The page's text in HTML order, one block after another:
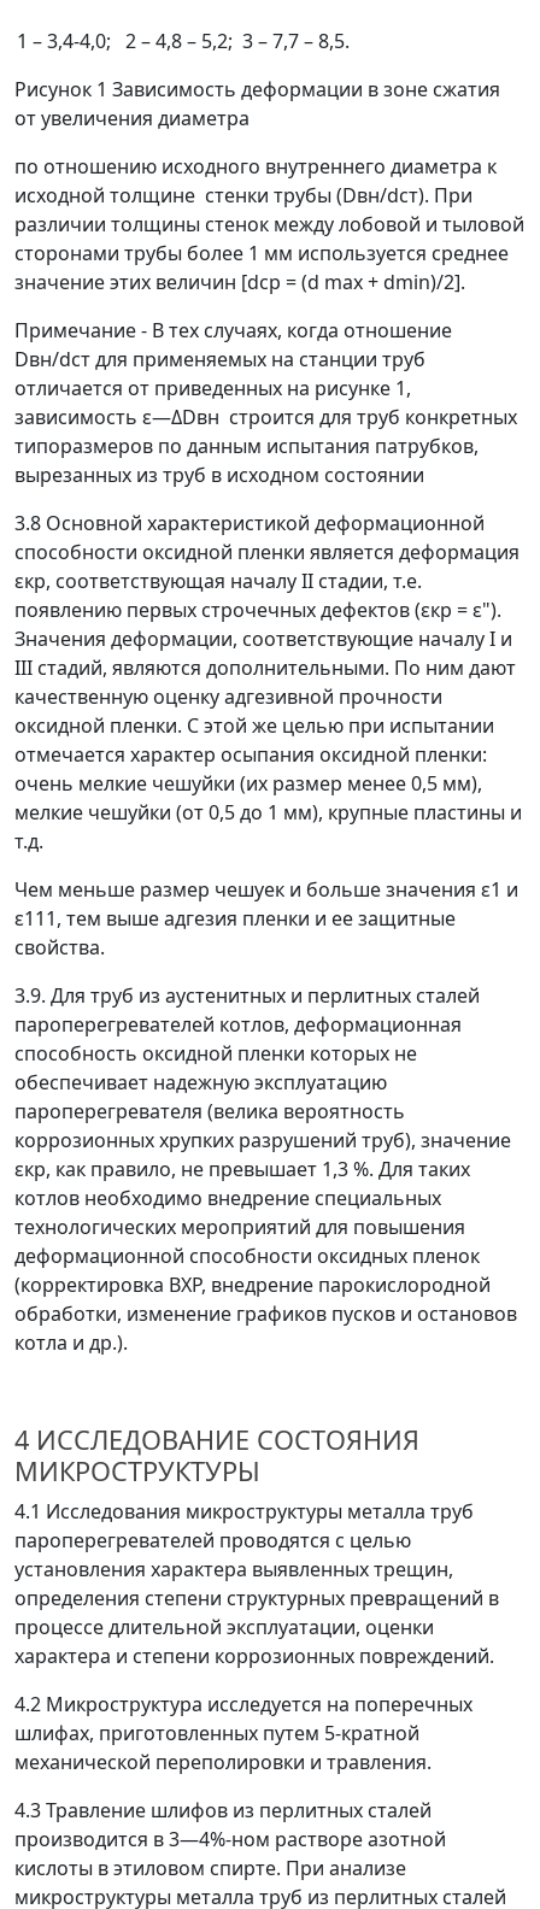
1 –3,4-4,0; 2–4,8– 5,2; 3–7,7–8,5.
Рисунок 1 Зависимость деформации в зоне сжатия
от увеличения диаметра
по отношению исходного внутреннего диаметра к
исходной толщине стенки трубы (Dвн/dст). При
различии толщины стенок между лобовой и тыловой
сторонами трубы более 1 мм используется среднее
значение этих величин [dср =(d max+ dmin)/2].
Примечание - В тех случаях, когда отношение
Dвн/dстдля применяемых на станции труб
отличается от приведенных на рисунке 1,
зависимость ε—ΔDвн строится для труб конкретных
типоразмеров по данным испытания патрубков,
вырезанных из труб в исходном состоянии
3.8 Основной характеристикой деформационной
способности оксидной пленки является деформация
εкр, соответствующая началу II стадии, т.е.
появлению первых строчечных дефектов (εкр =ε").
Значения деформации, соответствующие началу I и
III стадий, являются дополнительными. По ним дают
качественную оценку адгезивной прочности
оксидной пленки. С этой же целью при испытании
отмечается характер осыпания оксидной пленки:
очень мелкие чешуйки (их размер менее 0,5 мм),
мелкие чешуйки (от 0,5 до 1 мм), крупные пластины и
т.д.
Чем меньше размер чешуек и больше значения ε1 и
ε111, тем выше адгезия пленки и ее защитные
свойства.
3.9. Для труб из аустенитных и перлитных сталей
пароперегревателей котлов, деформационная
способность оксидной пленки которых не
обеспечивает надежную эксплуатацию
пароперегревателя (велика вероятность
коррозионных хрупких разрушений труб), значение
εкр, как правило, не превышает 1,3 %. Для таких
котлов необходимо внедрение специальных
технологических мероприятий для повышения
деформационной способности оксидных пленок
(корректировка ВХР, внедрение парокислородной
обработки, изменение графиков пусков и остановов
котла и др.).
4 ИССЛЕДОВАНИЕ СОСТОЯНИЯ
МИКРОСТРУКТУРЫ
4.1 Исследования микроструктуры металла труб
пароперегревателей проводятся с целью
установления характера выявленных трещин,
определения степени структурных превращений в
процессе длительной эксплуатации, оценки
характера и степени коррозионных повреждений.
4.2 Микроструктура исследуется на поперечных
шлифах, приготовленных путем 5-кратной
механической переполировки и травления.
4.3 Травление шлифов из перлитных сталей
производится в 3—4%-ном растворе азотной
кислоты в этиловом спирте. При анализе
микроструктуры металла труб из перлитных сталей